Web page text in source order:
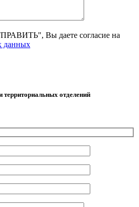
Вы даете согласие на
данных
территориальных отделений